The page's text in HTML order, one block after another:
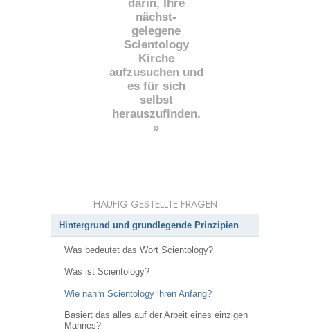
darin, Ihre
nächst-
gelegene
Scientology
Kirche
aufzusuchen und
es für sich
selbst
herauszufinden.
»
HÄUFIG GESTELLTE FRAGEN
Hintergrund und grundlegende Prinzipien
Was bedeutet das Wort Scientology?
Was ist Scientology?
Wie nahm Scientology ihren Anfang?
Basiert das alles auf der Arbeit eines einzigen
Mannes?